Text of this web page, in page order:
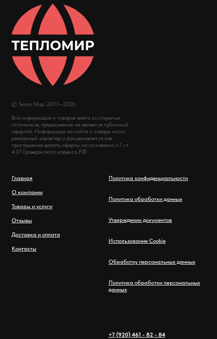
© Тепло Мир, 2013—2026
Вся информация о товарах взята из открытых
источников, предложение не является публичной
офертой. Информация на сайте о товаре носит
рекламный характер и расценивается как
приглашение делать оферты на основании п.1 ст.
437 Гражданского кодекса РФ.
Главная
О компании
Товары и услуги
Отзывы
Доставка и оплата
Контакты
Политика конфиденциальности
Политика обработки данных
Утверждении документов
Использование Cookie
Обработку персональных данных
Политика обработки персональных
данных
+7 (920) 461 - 82 - 84